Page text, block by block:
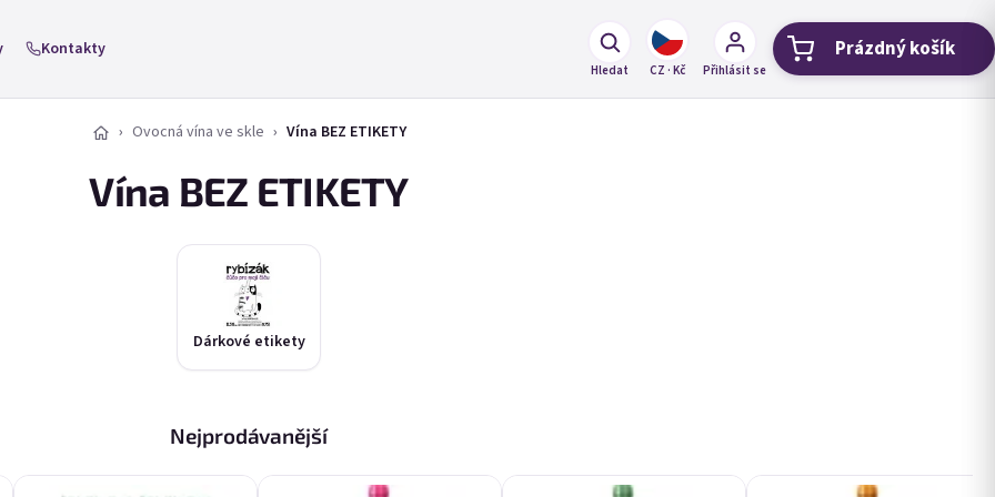
Kontakty
Hledat CZ · Kč Přihlásit se Nákupní
Prázdný košík
Ovocná vína ve skle Vína BEZ ETIKETY
Vína BEZ ETIKETY
Dárkové etikety
Nejprodávanější